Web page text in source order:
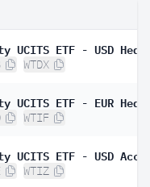
UCITS ETF - USD
WTDX
WTIF
UCITS ETF - USD Acc
WTIZ